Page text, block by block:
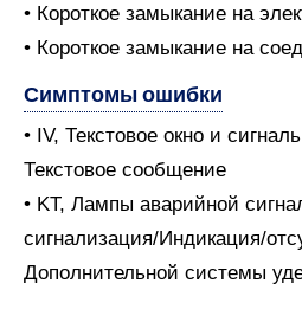
• Короткое замыкание на
• Короткое замыкание на
Симптомы ошибки
• IV, Текстовое окно и
Текстовое сообщение
• KT, Лампы аварийной
сигнализация/Индикация/
Дополнительной системы